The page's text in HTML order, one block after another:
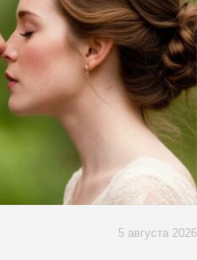
5 августа 2026